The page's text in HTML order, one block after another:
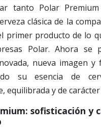
tanto Polar
clásica de la
primer producto de lo
Polar. Ahora se
nueva imagen y
su esencia de
equilibrada y de
sofisticación y